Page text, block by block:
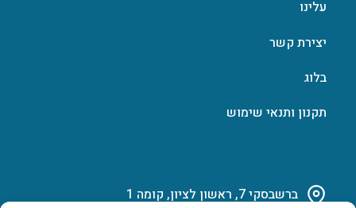
עלינו
יצירת קשר
בלוג
תקנון ותנאי שימוש
ברשבסקי 7, ראשון לציון, קומה 1